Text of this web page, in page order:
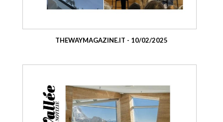
THEWAYMAGAZINE.IT - 10/02/2025